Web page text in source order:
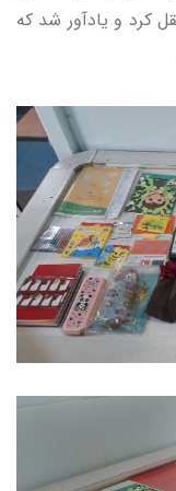
کرد و یادآور شد که